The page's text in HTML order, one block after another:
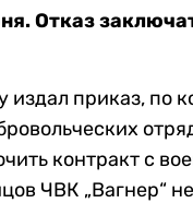
Отказ
издал приказ, по
контракт с
ЧВК „Вагнер“